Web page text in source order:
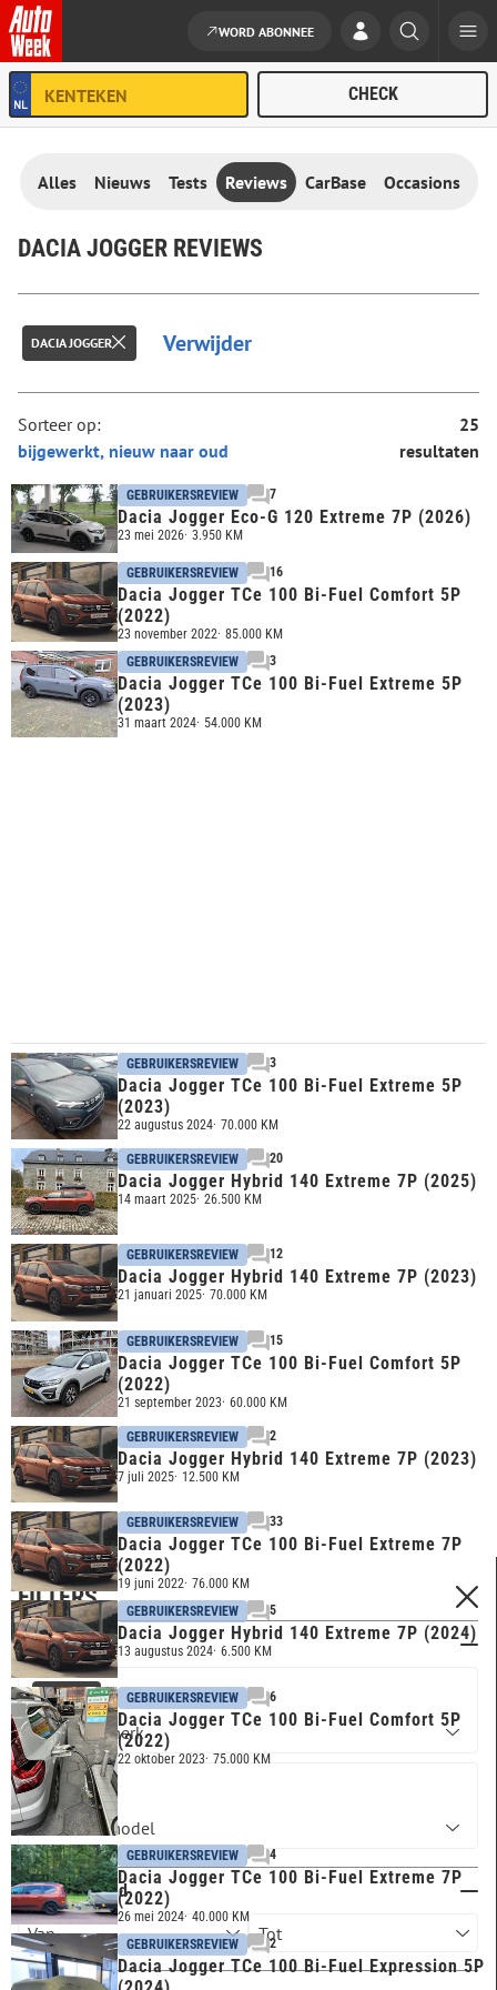
Ga naar de inhoud
WORD ABONNEE
Alles Nieuws Tests Reviews CarBase Occasions
FILTERS
Merk & model
DACIA
JOGGER
Kilometerstand
DACIA JOGGER REVIEWS
DACIA JOGGER Verwijder
Sorteer op:
25
resultaten
GEBRUIKERSREVIEW 7
Dacia Jogger Eco-G 120 Extreme 7P (2026)
23 mei 2026 3.950 KM
GEBRUIKERSREVIEW 16
Dacia Jogger TCe 100 Bi-Fuel Comfort 5P
(2022)
23 november 2022 85.000 KM
GEBRUIKERSREVIEW
3
Dacia Jogger TCe 100 Bi-Fuel Extreme 5P
(2023)
31 maart 2024 54.000 KM
GEBRUIKERSREVIEW 3
Dacia Jogger TCe 100 Bi-Fuel Extreme 5P
(2023)
22 augustus 2024 70.000 KM
GEBRUIKERSREVIEW 20
Dacia Jogger Hybrid 140 Extreme 7P (2025)
14 maart 2025 26.500 KM
GEBRUIKERSREVIEW 12
Dacia Jogger Hybrid 140 Extreme 7P (2023)
21 januari 2025 70.000 KM
GEBRUIKERSREVIEW 15
Dacia Jogger TCe 100 Bi-Fuel Comfort 5P
(2022)
21 september 2023 60.000 KM
GEBRUIKERSREVIEW 2
Dacia Jogger Hybrid 140 Extreme 7P (2023)
7 juli 2025 12.500 KM
GEBRUIKERSREVIEW 33
Dacia Jogger TCe 100 Bi-Fuel Extreme 7P
(2022)
19 juni 2022 76.000 KM
GEBRUIKERSREVIEW
5
Dacia Jogger Hybrid 140 Extreme 7P (2024)
13 augustus 2024 6.500 KM
GEBRUIKERSREVIEW 6
Dacia Jogger TCe 100 Bi-Fuel Comfort 5P
(2022)
22 oktober 2023 75.000 KM
GEBRUIKERSREVIEW 4
Dacia Jogger TCe 100 Bi-Fuel Extreme 7P
(2022)
26 mei 2024 40.000 KM
GEBRUIKERSREVIEW
2
Dacia Jogger TCe 100 Bi-Fuel Expression 5P